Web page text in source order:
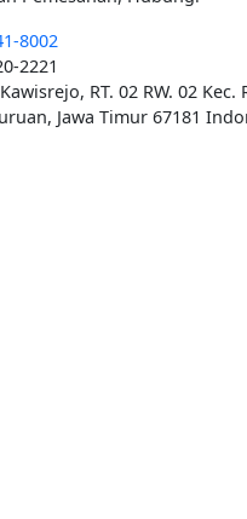
8002
2221
RT. 02 RW. 02 Kec.
Jawa Timur 67181